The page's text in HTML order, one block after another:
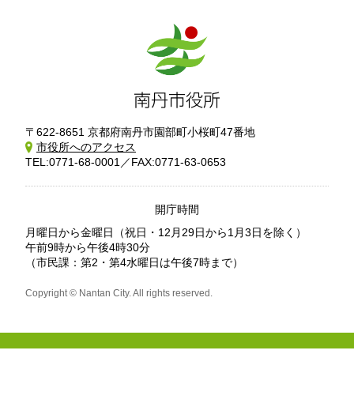
〒622-8651 京都府南丹市園部町小桜町47番地
市役所へのアクセス
TEL:0771-68-0001／FAX:0771-63-0653
開庁時間
月曜日から金曜日
（祝日・12月29日から1月3日を除く）
午前9時から午後4時30分
（市民課：第2・第4水曜日は午後7時まで）
Copyright © Nantan City. All rights reserved.